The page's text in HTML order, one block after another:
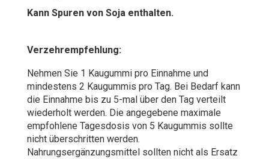
Kann Spuren von Soja enthalten.
Verzehrempfehlung:
Nehmen Sie 1 Kaugummi pro Einnahme und
mindestens 2 Kaugummis pro Tag. Bei Bedarf kann
die Einnahme bis zu 5-mal über den Tag verteilt
wiederholt werden. Die angegebene maximale
empfohlene Tagesdosis von 5 Kaugummis sollte
nicht überschritten werden.
Nahrungsergänzungsmittel sollten nicht als Ersatz